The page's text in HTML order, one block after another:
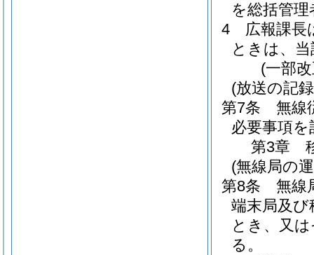
を総括管
4
広報課長
ときは、
(一部
(放送の記
第7条
無線
必要事項
第3章
(無線局の
第8条
無線
端末局及
とき、又
る。